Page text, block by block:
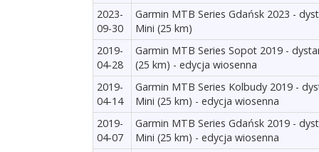
2023-
09-30
Garmin MTB Series Gdańsk 2023 -
Mini (25 km)
2019-
04-28
Garmin MTB Series Sopot 2019 -
(25 km) - edycja wiosenna
2019-
04-14
Garmin MTB Series Kolbudy 2019 -
Mini (25 km) - edycja wiosenna
2019-
04-07
Garmin MTB Series Gdańsk 2019 -
Mini (25 km) - edycja wiosenna